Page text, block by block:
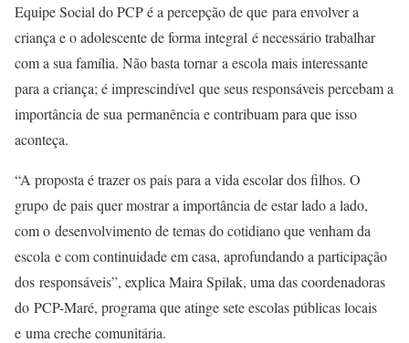
Equipe Social do PCP é a percepção de que para envolver a
criança e o adolescente de forma integral é necessário trabalhar
com a sua família. Não basta tornar a escola mais interessante
para a criança; é imprescindível que seus responsáveis percebam a
importância de sua permanência e contribuam para que isso
aconteça.
“A proposta é trazer os pais para a vida escolar dos filhos. O
grupo de pais quer mostrar a importância de estar lado a lado,
com o desenvolvimento de temas do cotidiano que venham da
escola e com continuidade em casa, aprofundando a participação
dos responsáveis”, explica Maira Spilak, uma das coordenadoras
do PCP-Maré, programa que atinge sete escolas públicas locais
e uma creche comunitária.